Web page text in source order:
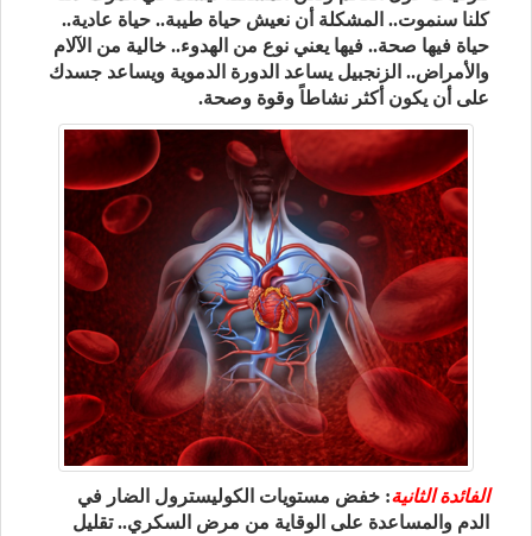
كلنا سنموت.. المشكلة أن نعيش حياة طيبة.. حياة عادية..
حياة فيها صحة.. فيها يعني نوع من الهدوء.. خالية من الآلام
والأمراض.. الزنجبيل يساعد الدورة الدموية ويساعد جسدك
على أن يكون أكثر نشاطاً وقوة وصحة.
الفائدة الثانية: خفض مستويات الكوليسترول الضار في
الدم والمساعدة على الوقاية من مرض السكري.. تقليل